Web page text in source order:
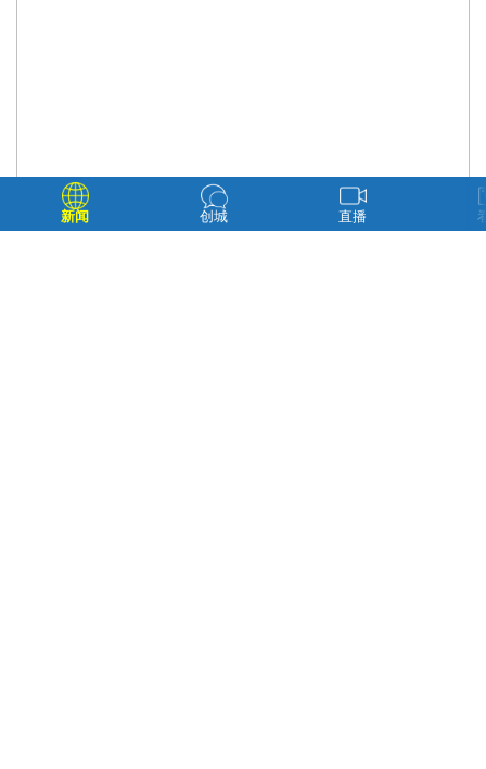
新闻 创城 直播